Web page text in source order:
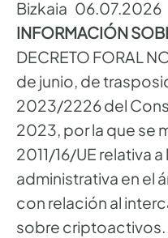
Bizkaia 06.07.2026
INFORMACIÓN
DECRETO FORAL
de junio, de
2023/2226 del
2023, por la que se
2011/16/UE relativa
administrativa en el
con relación al
sobre